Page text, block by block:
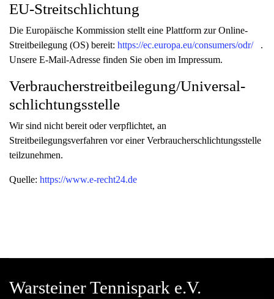
EU-Streitschlichtung
Die Europäische Kommission stellt eine Plattform zur Online-
Streitbeilegung (OS) bereit: https://ec.europa.eu/consumers/odr/
.
Unsere E-Mail-Adresse finden Sie oben im Impressum.
Verbraucher­streit­beilegung/Universal­
schlichtungs­stelle
Wir sind nicht bereit oder verpflichtet, an
Streitbeilegungsverfahren vor einer Verbraucherschlichtungsstelle
teilzunehmen.
Quelle: https://www.e-recht24.de
Warsteiner Tennispark e.V.